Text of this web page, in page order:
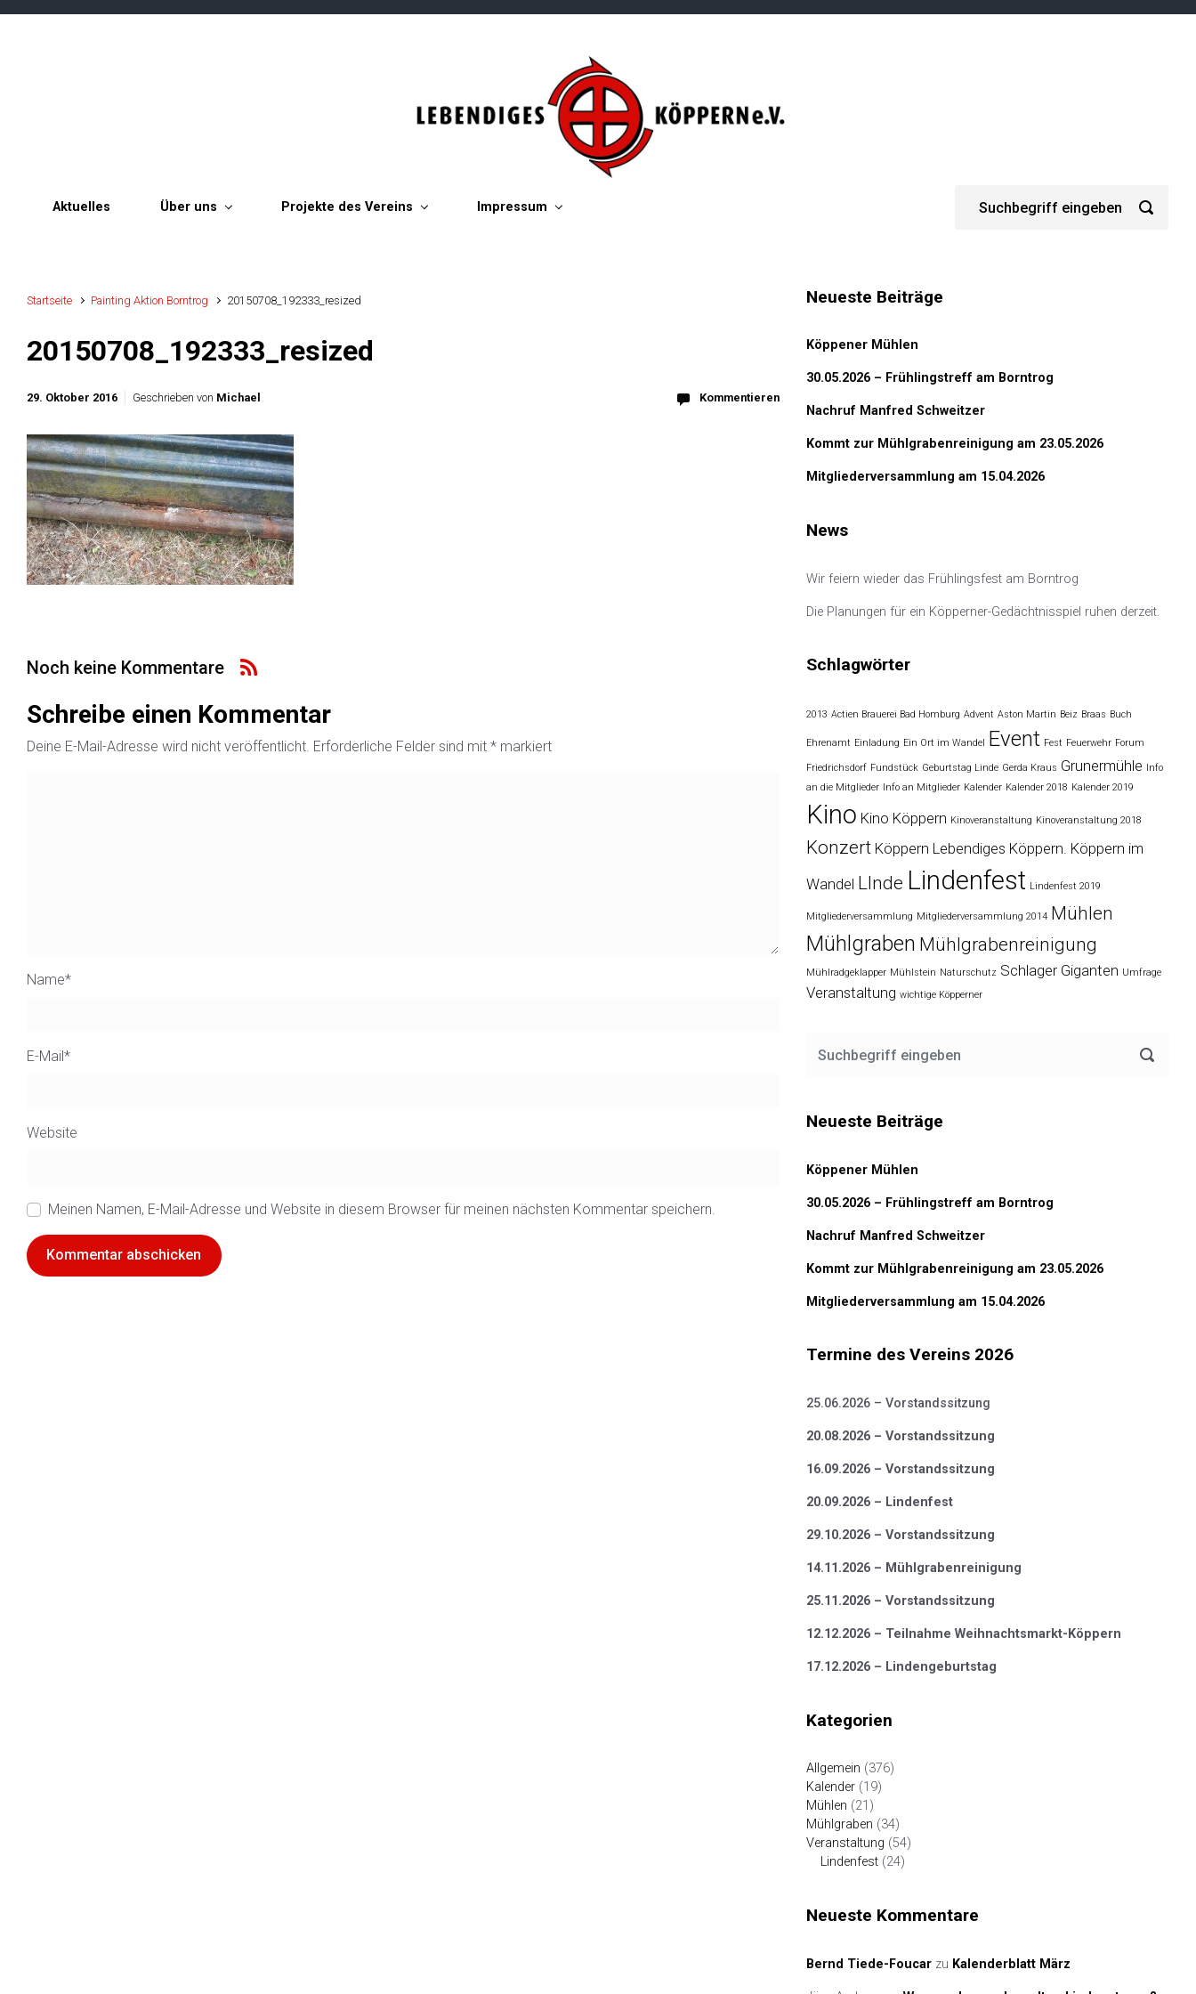
Zum Hauptinhalt springen
Aktuelles Über uns Projekte des Vereins Impressum
Startseite Painting Aktion Borntrog 20150708_192333_resized
20150708_192333_resized
29. Oktober 2016 Geschrieben von Michael Kommentieren
Noch keine Kommentare
Schreibe einen Kommentar
Deine E-Mail-Adresse wird nicht veröffentlicht. Erforderliche Felder sind mit * markiert
Name*
E-Mail*
Website
Meinen Namen, E-Mail-Adresse und Website in diesem Browser für meinen nächsten Kommentar speichern.
Neueste Beiträge
Köppener Mühlen
30.05.2026 – Frühlingstreff am Borntrog
Nachruf Manfred Schweitzer
Kommt zur Mühlgrabenreinigung am 23.05.2026
Mitgliederversammlung am 15.04.2026
News
Wir feiern wieder das Frühlingsfest am Borntrog
Die Planungen für ein Köpperner-Gedächtnisspiel ruhen derzeit.
Schlagwörter
2013 Actien Brauerei Bad Homburg Advent Aston Martin Beiz Braas Buch
Ehrenamt Einladung Ein Ort im Wandel Event Fest Feuerwehr Forum
Friedrichsdorf Fundstück Geburtstag Linde Gerda Kraus Grunermühle
Info
an die Mitglieder
Info an Mitglieder Kalender Kalender 2018 Kalender 2019
Kino Kino Köppern Kinoveranstaltung Kinoveranstaltung 2018
Konzert Köppern Lebendiges Köppern. Köppern im
Wandel LInde Lindenfest Lindenfest 2019
Mitgliederversammlung Mitgliederversammlung 2014 Mühlen
Mühlgraben Mühlgrabenreinigung
Mühlradgeklapper Mühlstein Naturschutz Schlager Giganten Umfrage
Veranstaltung wichtige Köpperner
Neueste Beiträge
Köppener Mühlen
30.05.2026 – Frühlingstreff am Borntrog
Nachruf Manfred Schweitzer
Kommt zur Mühlgrabenreinigung am 23.05.2026
Mitgliederversammlung am 15.04.2026
Termine des Vereins 2026
25.06.2026 – Vorstandssitzung
20.08.2026 – Vorstandssitzung
16.09.2026 – Vorstandssitzung
20.09.2026 – Lindenfest
29.10.2026 – Vorstandssitzung
14.11.2026 – Mühlgrabenreinigung
25.11.2026 – Vorstandssitzung
12.12.2026 – Teilnahme Weihnachtsmarkt-Köppern
17.12.2026 – Lindengeburtstag
Kategorien
Allgemein (376)
Kalender (19)
Mühlen (21)
Mühlgraben (34)
Veranstaltung (54)
Lindenfest (24)
Neueste Kommentare
Bernd Tiede-Foucar zu Kalenderblatt März